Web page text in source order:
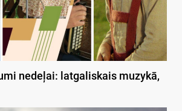
nedeļai: latgaliskais muzykā,